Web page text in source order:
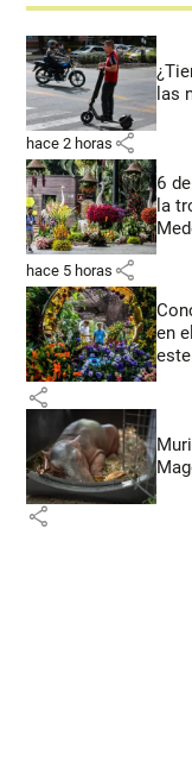
las
hace 2 horas share
6
la
hace 5 horas share
en
share
share